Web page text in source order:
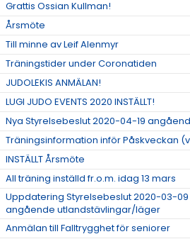
Grattis Ossian Kullman!
Årsmöte
Till minne av Leif Alenmyr
Träningstider under Coronatiden
JUDOLEKIS ANMÄLAN!
LUGI JUDO EVENTS 2020 INSTÄLLT!
Nya Styrelsebeslut 2020-04-19
Träningsinformation inför Påskveckan
INSTÄLLT Årsmöte
All träning inställd fr.o.m. idag 13 mars
Uppdatering Styrelsebeslut 2020-03-09
angående utlandstävlingar/läger
Anmälan till Falltrygghet för seniorer